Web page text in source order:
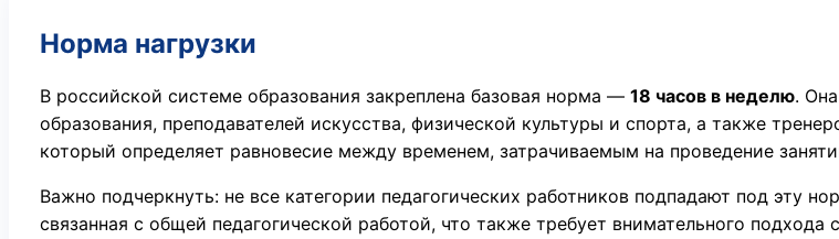
Норма нагрузки
В российской системе образования закреплена базовая норма — 18 часов в неделю.
образования, преподавателей искусства, физической культуры и спорта, а также
который определяет равновесие между временем, затрачиваемым на проведение
Важно подчеркнуть: не все категории педагогических работников подпадают под эту
связанная с общей педагогической работой, что также требует внимательного